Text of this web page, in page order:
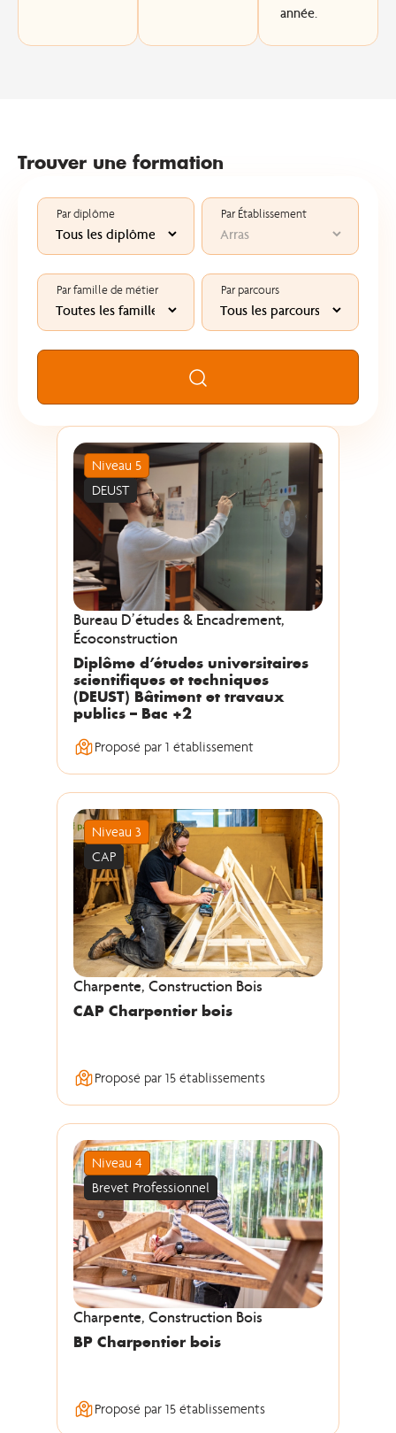
année.
Trouver une formation
Par diplôme Par Établissement
Par famille de métier Par parcours
Rechercher
Niveau 5
DEUST
Bureau D’études & Encadrement,
Écoconstruction
Diplôme d’études universitaires
scientifiques et techniques
(DEUST) Bâtiment et travaux
publics – Bac +2
Proposé par 1 établissement
Niveau 3
CAP
Charpente, Construction Bois
CAP Charpentier bois
Proposé par 15 établissements
Niveau 4
Brevet Professionnel
Charpente, Construction Bois
BP Charpentier bois
Proposé par 15 établissements